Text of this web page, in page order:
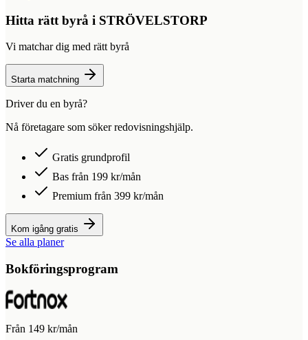
Hitta rätt byrå i STRÖVELSTORP
Vi matchar dig med rätt byrå
Starta matchning
Driver du en byrå?
Nå företagare som söker redovisningshjälp.
Gratis grundprofil
Bas från 199 kr/mån
Premium från 399 kr/mån
Kom igång gratis
Se alla planer
Bokföringsprogram
Från 149 kr/mån